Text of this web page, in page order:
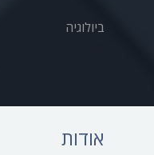
ביולוגיה
אודות